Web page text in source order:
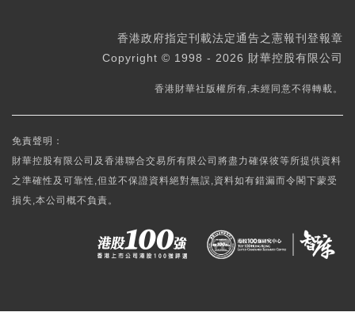
香港政府指定刊載法定通告之憲報刊登報章
Copyright © 1998 - 2026 財華控股有限公司
香港財華社版權所有,未經同意不得轉載。
免責聲明：
財華控股有限公司及香港聯合交易所有限公司將盡力確保彼等所提供資料
之準確性及可靠性,但並不保證資料絕對無誤,資料如有錯漏而令閣下蒙受
損失,本公司概不負責。